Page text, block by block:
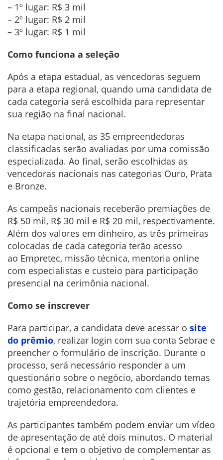
– 1º lugar: R$ 3 mil
– 2º lugar: R$ 2 mil
– 3º lugar: R$ 1 mil
Como funciona a seleção
Após a etapa estadual, as vencedoras seguem
para a etapa regional, quando uma candidata de
cada categoria será escolhida para representar
sua região na final nacional.
Na etapa nacional, as 35 empreendedoras
classificadas serão avaliadas por uma comissão
especializada. Ao final, serão escolhidas as
vencedoras nacionais nas categorias Ouro, Prata
e Bronze.
As campeãs nacionais receberão premiações de
R$ 50 mil, R$ 30 mil e R$ 20 mil, respectivamente.
Além dos valores em dinheiro, as três primeiras
colocadas de cada categoria terão acesso
ao Empretec, missão técnica, mentoria online
com especialistas e custeio para participação
presencial na cerimônia nacional.
Como se inscrever
Para participar, a candidata deve acessar o site
do prêmio, realizar login com sua conta Sebrae e
preencher o formulário de inscrição. Durante o
processo, será necessário responder a um
questionário sobre o negócio, abordando temas
como gestão, relacionamento com clientes e
trajetória empreendedora.
As participantes também podem enviar um vídeo
de apresentação de até dois minutos. O material
é opcional e tem o objetivo de complementar as